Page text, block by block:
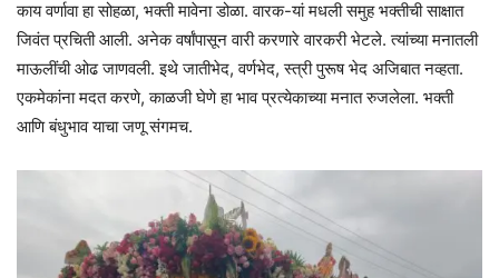
काय वर्णावा हा सोहळा, भक्ती मावेना डोळा. वारक-यां मधली समुह भक्तीची साक्षात
जिवंत प्रचिती आली. अनेक वर्षांपासून वारी करणारे वारकरी भेटले. त्यांच्या मनातली
माऊलींची ओढ जाणवली. इथे जातीभेद, वर्णभेद, स्त्री पुरूष भेद अजिबात नव्हता.
एकमेकांना मदत करणे, काळजी घेणे हा भाव प्रत्येकाच्या मनात रुजलेला. भक्ती
आणि बंधुभाव याचा जणू संगमच.